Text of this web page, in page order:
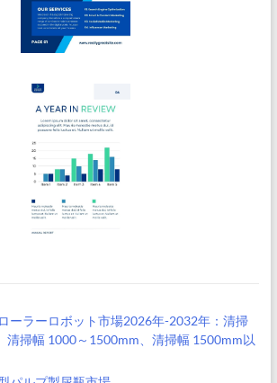
ーラーロボット市場2026年-2032年：清掃
清掃幅 1000～1500mm、清掃幅 1500mm以